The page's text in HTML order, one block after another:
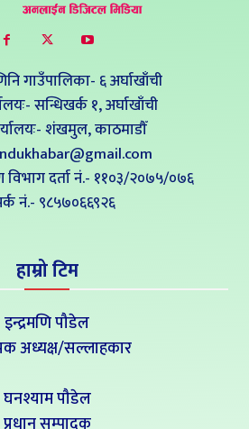
गाउँपालिका- ६ अर्घाखाँची
सन्धिखर्क १, अर्घाखाँची
शंखमुल, काठमाडौँ
विभाग दर्ता नं.- ११०३/२०७५/०७६
नं‍.- ९८५७०६६९२६
हाम्रो टिम
इन्द्रमणि पौडेल
अध्यक्ष/सल्लाहकार
घनश्याम पौडेल